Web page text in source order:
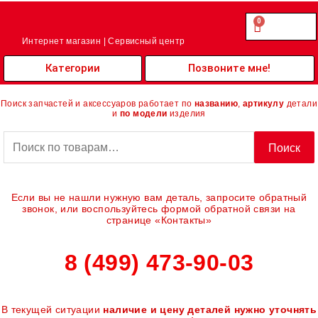
Перейти
Интернет магазин | Сервисный центр
0.00
0
Cart
Категории Позвоните мне!
Поиск запчастей и аксессуаров работает по названию артикулу детали
и по модели изделия
Поиск
Если вы не нашли нужную вам деталь, запросите обратный
звонок, или воспользуйтесь формой обратной связи на
странице «Контакты»
8 (499) 473-90-03
В текущей ситуации наличие и цену деталей нужно уточнять